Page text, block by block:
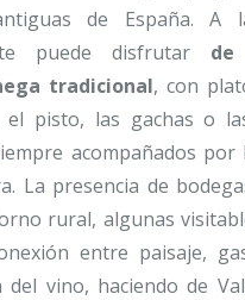
de España. A
puede disfrutar
tradicional, con
el pisto, las gachas o
acompañados por
La presencia de
rural, algunas
entre paisaje,
del vino, haciendo de